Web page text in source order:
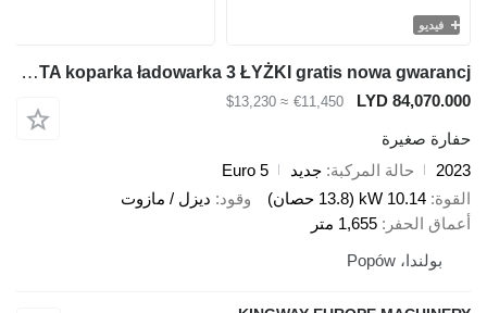
Kingway YAMA H12 K KUBOTA koparka ładowarka 3 ŁYŻKI gratis nowa gwarancj
LYD
€11,450
≈ $13,230
حالة المركبة جديد
Euro 5
10.14 kW (13.8 حصان)
وقود ديزل / مازوت
1,655 متر